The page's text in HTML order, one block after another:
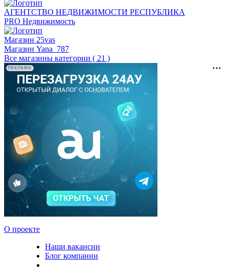
АГЕНТСТВО НЕДВИЖИМОСТИ РЕСПУБЛИКА
PRO Недвижимость
Магазин 25vas
Магазин Yana_787
Все магазины категории ( 21 )
РЕКЛАМА
О проекте
Наши вакансии
Блог компании